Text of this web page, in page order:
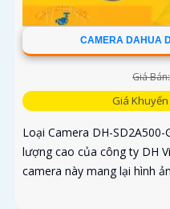
CAMERA DAHUA
Giá
Giá Khuyến
Loại Camera DH-
lượng cao của công ty DH
camera này mang lại hình